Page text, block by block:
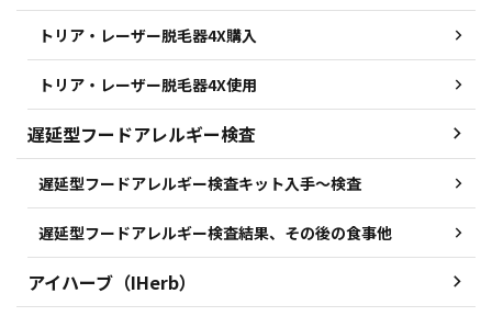
トリア・レーザー脱毛器4X購入
トリア・レーザー脱毛器4X使用
遅延型フードアレルギー検査
遅延型フードアレルギー検査キット入手～検査
遅延型フードアレルギー検査結果、その後の食事他
アイハーブ（IHerb）